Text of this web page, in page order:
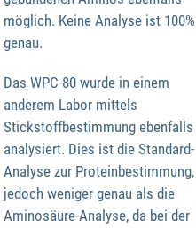
möglich. Keine Analyse ist 100%
genau.
Das WPC-80 wurde in einem
anderem Labor mittels
Stickstoffbestimmung ebenfalls
analysiert. Dies ist die Standard-
Analyse zur Proteinbestimmung,
jedoch weniger genau als die
Aminosäure-Analyse, da bei der